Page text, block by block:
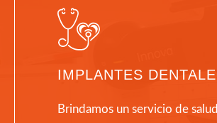
IMPLANTES
Brindamos un servicio de